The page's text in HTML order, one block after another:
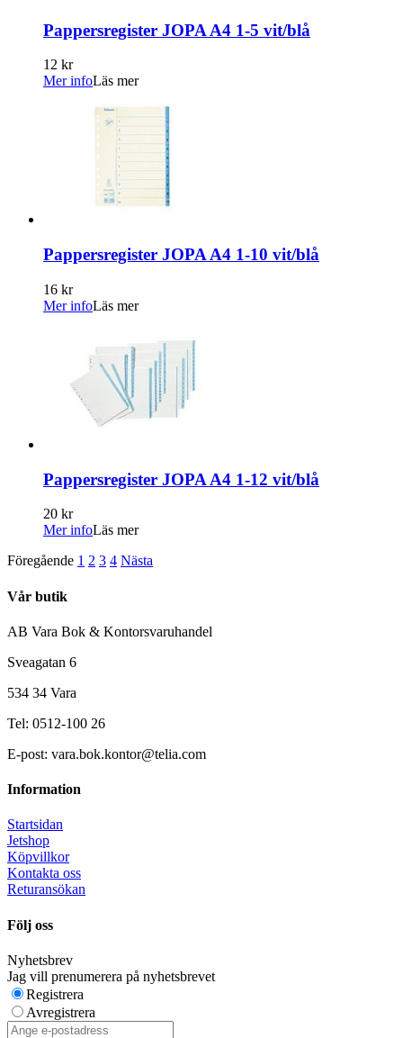
Pappersregister JOPA A4 1-5 vit/blå
12 kr
Mer infoLäs mer
Pappersregister JOPA A4 1-10 vit/blå
16 kr
Mer infoLäs mer
Pappersregister JOPA A4 1-12 vit/blå
20 kr
Mer infoLäs mer
Föregående 1 2 3 4 Nästa
Vår butik
AB Vara Bok & Kontorsvaruhandel
Sveagatan 6
534 34 Vara
Tel: 0512-100 26
E-post: vara.bok.kontor@telia.com
Information
Startsidan
Jetshop
Köpvillkor
Kontakta oss
Returansökan
Följ oss
Nyhetsbrev
Jag vill prenumerera på nyhetsbrevet
Registrera
Avregistrera